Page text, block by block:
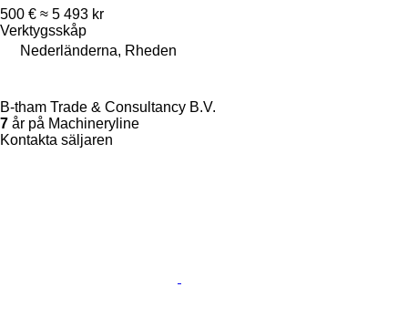
500 € ≈ 5 493 kr
Verktygsskåp
Nederländerna, Rheden
B-tham Trade & Consultancy B.V.
7 år på Machineryline
Kontakta säljaren